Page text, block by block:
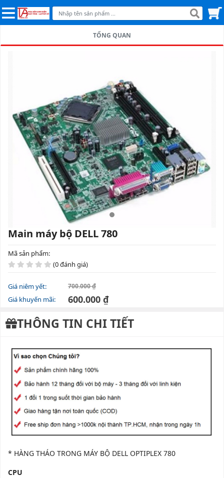
TỔNG QUAN
Main máy bộ DELL 780
Mã sản phẩm:
(0 đánh giá)
Giá niêm yết: 700.000 ₫
Giá khuyến mãi: 600.000 ₫
THÔNG TIN CHI TIẾT
* HÀNG THÁO TRONG MÁY BỘ DELL OPTIPLEX 780
CPU